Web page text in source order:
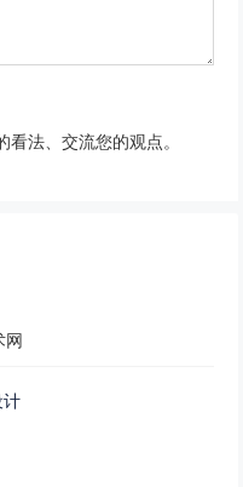
法、交流您的观点。
网
计